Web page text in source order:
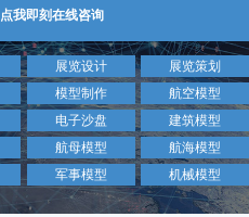
点我即刻在线咨询
展览设计
展览策划
模型制作
航空模型
电子沙盘
建筑模型
航母模型
航海模型
军事模型 机械模型